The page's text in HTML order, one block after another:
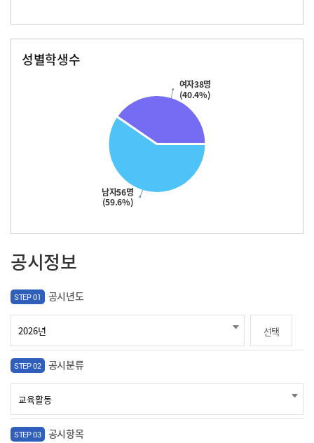
성별학생수
남자56명
(59.6%)
여자38명
(40.4%)
공시정보
STEP 01 공시년도
선택
STEP 02 공시분류
STEP 03 공시항목